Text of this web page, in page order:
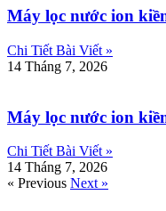
Máy lọc nước ion
Chi Tiết Bài Viết »
14 Tháng 7, 2026
Máy lọc nước ion
Chi Tiết Bài Viết »
14 Tháng 7, 2026
« Previous Next »